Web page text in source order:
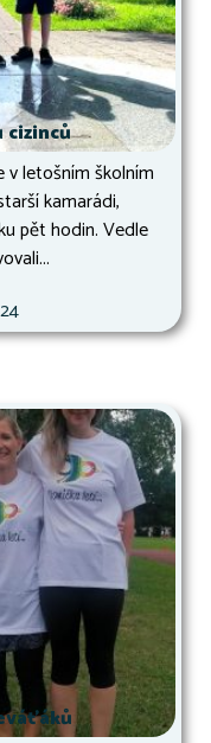
cizinců
v letošním školním
kamarádi,
pět hodin. Vedle